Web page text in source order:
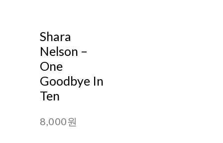
Shara
Nelson –
One
Goodbye In
Ten
8,000원